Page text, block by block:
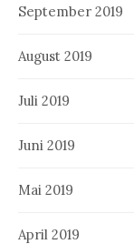
September 2019
August 2019
Juli 2019
Juni 2019
Mai 2019
April 2019